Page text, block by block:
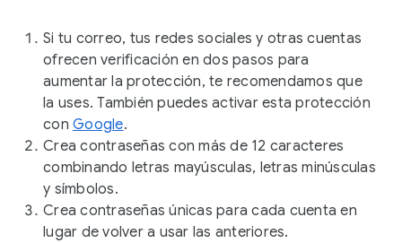
Si tu correo, tus redes sociales y otras cuentas
ofrecen verificación en dos pasos para
aumentar la protección, te recomendamos que
la uses. También puedes activar esta protección
con Google.
Crea contraseñas con más de 12 caracteres
combinando letras mayúsculas, letras minúsculas
y símbolos.
Crea contraseñas únicas para cada cuenta en
lugar de volver a usar las anteriores.